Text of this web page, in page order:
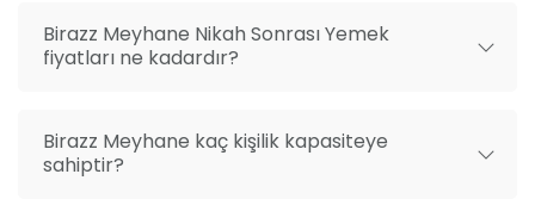
Birazz Meyhane Nikah Sonrası Yemek
fiyatları ne kadardır?
Birazz Meyhane kaç kişilik kapasiteye
sahiptir?